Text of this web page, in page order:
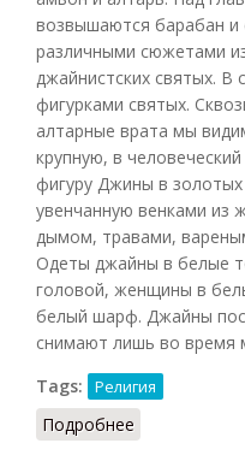
возвышаются барабан и
различными сюжетами
джайнистских святых. В
фигурками святых.
алтарные врата мы
крупную, в
фигуру Джины в
увенчанную венками из
дымом, травами,
Одеты джайны в белые
головой, женщины в
белый шарф. Джайны
снимают лишь во время
Tags:
Религия
Подробнее